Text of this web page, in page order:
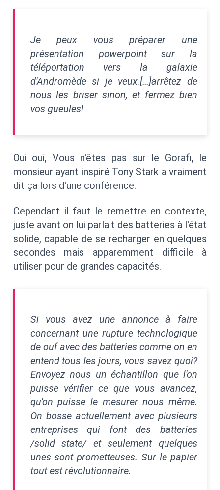
Je peux vous préparer une
présentation powerpoint sur la
téléportation vers la galaxie
d'Andromède si je veux.[…]arrêtez de
nous les briser sinon, et fermez bien
vos gueules!
Oui oui, Vous n'êtes pas sur le Gorafi, le
monsieur ayant inspiré Tony Stark a vraiment
dit ça lors d'une conférence.
Cependant il faut le remettre en contexte,
juste avant on lui parlait des batteries à l'état
solide, capable de se recharger en quelques
secondes mais apparemment difficile à
utiliser pour de grandes capacités.
Si vous avez une annonce à faire
concernant une rupture technologique
de ouf avec des batteries comme on en
entend tous les jours, vous savez quoi?
Envoyez nous un échantillon que l'on
puisse vérifier ce que vous avancez,
qu'on puisse le mesurer nous même.
On bosse actuellement avec plusieurs
entreprises qui font des batteries
/solid state/ et seulement quelques
unes sont prometteuses. Sur le papier
tout est révolutionnaire.